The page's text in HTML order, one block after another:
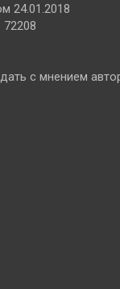
24.01.2018
с мнением